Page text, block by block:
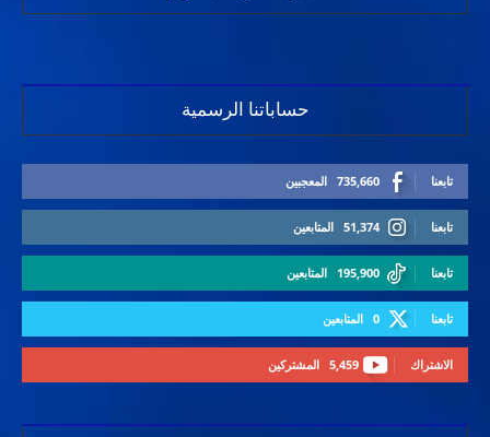
حساباتنا الرسمية
735,660 المعجبين تابعنا
51,374 المتابعين تابعنا
195,900 المتابعين تابعنا
0 المتابعين تابعنا
5,459 المشتركين الاشتراك